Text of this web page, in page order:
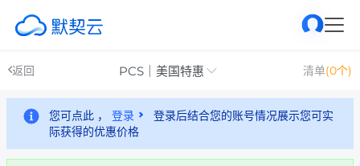
返回 PCS｜美国特惠 清单(0个)
您可点此 ， 登录
登录后结合您的账号情况展示您可实
际获得的优惠价格